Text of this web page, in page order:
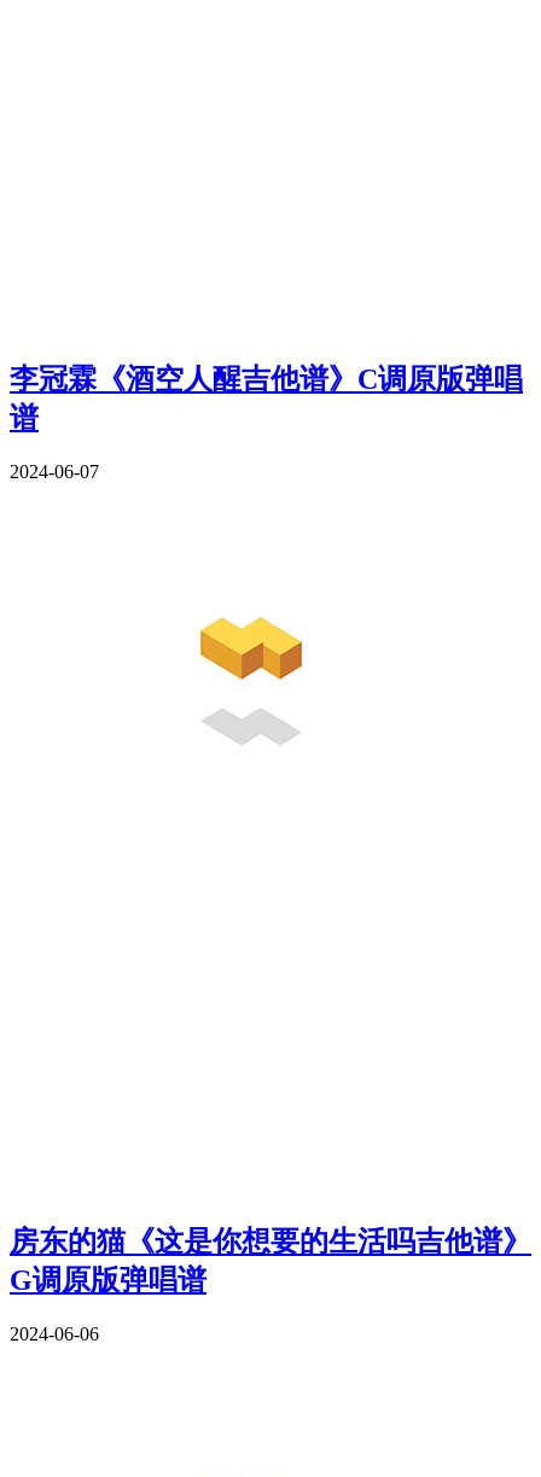
李冠霖《酒空人醒吉他谱》C调原版弹唱
谱
2024-06-07
房东的猫《这是你想要的生活吗吉他谱》
G调原版弹唱谱
2024-06-06